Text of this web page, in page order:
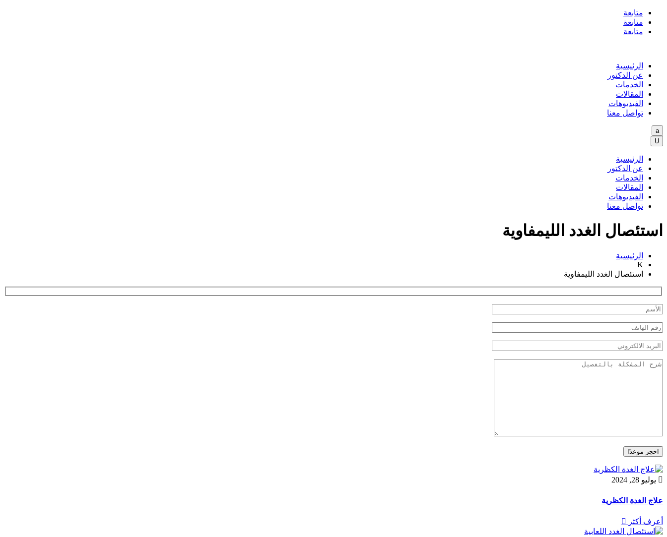
متابعة
متابعة
متابعة
الرئيسية
عن الدكتور
الخدمات
المقالات
الفيديوهات
تواصل معنا
a
U
الرئيسية
عن الدكتور
الخدمات
المقالات
الفيديوهات
تواصل معنا
استئصال الغدد الليمفاوية
الرئيسية
K
استئصال الغدد الليمفاوية
احجز موعدًا
 يوليو 28, 2024
علاج الغدة الكظرية
أعرف أكثر 